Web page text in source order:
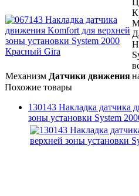
Механизм Датчики движения
Похожие товары
130143 Накладка датчика
зоны установки System